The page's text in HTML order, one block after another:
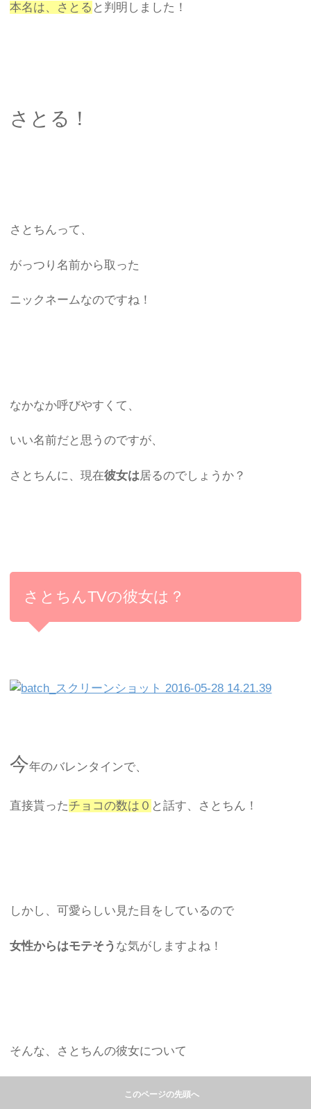
本名は、さとる と判明しました！
さとる！
さとちんって、
がっつり名前から取った
ニックネームなのですね！
なかなか呼びやすくて、
いい名前だと思うのですが、
さとちんに、現在彼女は居るのでしょうか？
さとちんTVの彼女は？
今年のバレンタインで、
直接貰ったチョコの数は０ と話す、さとちん！
しかし、可愛らしい見た目をしているので
女性からはモテそう な気がしますよね！
そんな、さとちんの彼女について
このページの先頭へ